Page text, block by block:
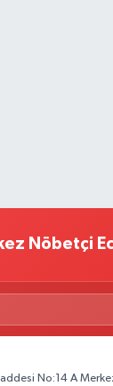
Nöbetçi
No:14 A